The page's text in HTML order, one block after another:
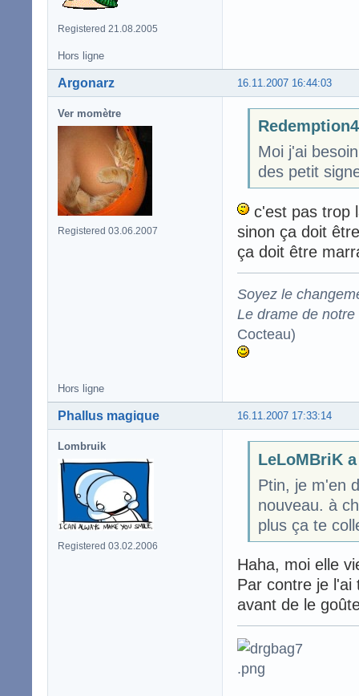
Registered 21.08.2005
Hors ligne
16.11.2007 16:44:03
Argonarz
Ver momètre
Registered 03.06.2007
Moi j'ai
des petit
c'est pas trop
sinon ça doit
ça doit être
Soyez le
Le drame de
Cocteau)
Hors ligne
16.11.2007 17:33:14
Phallus magique
Lombruik
Registered 03.02.2006
LeLoMBriK
Ptin, je m'en
nouveau. à
plus ça te
Haha, moi elle
Par contre je l'ai
avant de le